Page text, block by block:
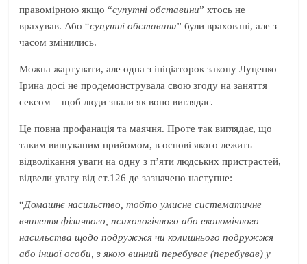
правомірною якщо “супутні обставини” хтось не
врахував. Або “супутні обставини” були враховані, але з
часом змінились.
Можна жартувати, але одна з ініціаторок закону Луценко
Ірина досі не продемонструвала свою згоду на заняття
сексом – щоб люди знали як воно виглядає.
Це повна профанація та маячня. Проте так виглядає, що
таким вишуканим прийомом, в основі якого лежить
відволікання уваги на одну з п’яти людських пристрастей,
відвели увагу від ст.126 де зазначено наступне:
“Домашнє насильство, тобто умисне систематичне
вчинення фізичного, психологічного або економічного
насильства щодо подружжя чи колишнього подружжя
або іншої особи, з якою винний перебуває (перебував) у